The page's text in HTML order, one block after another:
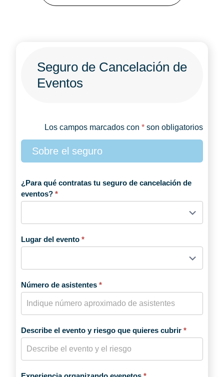
COMPROMISO
Seguro de Cancelación de
Eventos
Los campos marcados con * son obligatorios
Seguro
de
Eventos
Sobre el seguro
¿Para qué contratas tu seguro de cancelación de
eventos? *
Lugar del evento *
Número de asistentes *
Describe el evento y riesgo que quieres cubrir *